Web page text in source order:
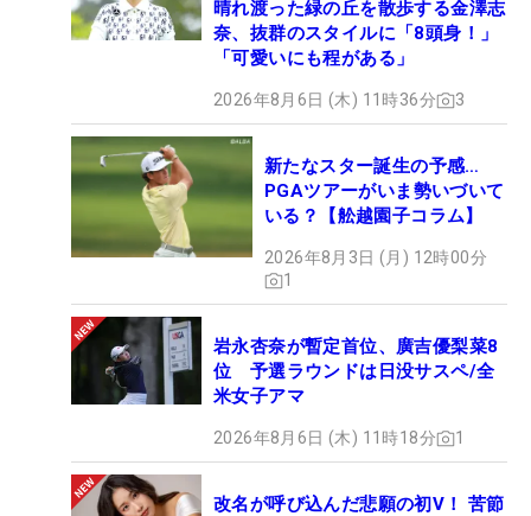
晴れ渡った緑の丘を散歩する金澤志
奈、抜群のスタイルに「8頭身！」
「可愛いにも程がある」
2026年8月6日 (木) 11時36分 3
新たなスター誕生の予感…
PGAツアーがいま勢いづいて
いる？【舩越園子コラム】
2026年8月3日 (月) 12時00分
1
岩永杏奈が暫定首位、廣吉優梨菜8
位 予選ラウンドは日没サスペ/全
米女子アマ
2026年8月6日 (木) 11時18分 1
改名が呼び込んだ悲願の初V！ 苦節